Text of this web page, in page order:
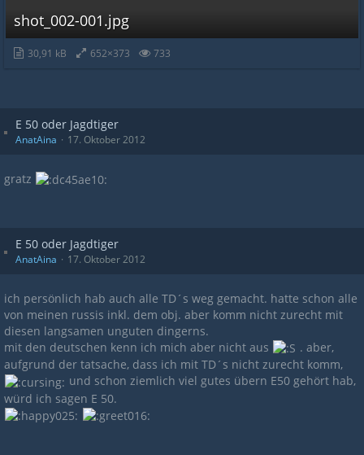
shot_002-001.jpg
30,91 kB 652×373 733
E 50 oder Jagdtiger
AnatAina 17. Oktober 2012
gratz
E 50 oder Jagdtiger
AnatAina 17. Oktober 2012
ich persönlich hab auch alle TD´s weg gemacht. hatte schon alle
von meinen russis inkl. dem obj. aber komm nicht zurecht mit
diesen langsamen unguten dingerns.
mit den deutschen kenn ich mich aber nicht aus
. aber,
aufgrund der tatsache, dass ich mit TD´s nicht zurecht komm,
und schon ziemlich viel gutes übern E50 gehört hab,
würd ich sagen E 50.